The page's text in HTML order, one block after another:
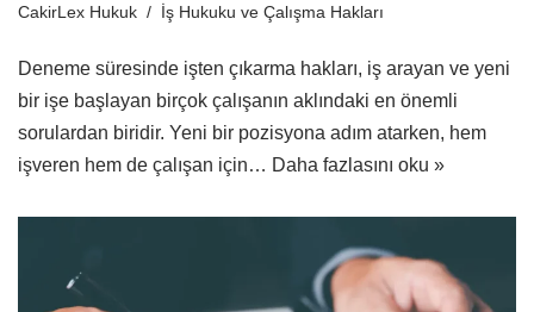
CakirLex Hukuk İş Hukuku ve Çalışma Hakları
Deneme süresinde işten çıkarma hakları, iş arayan ve yeni
bir işe başlayan birçok çalışanın aklındaki en önemli
sorulardan biridir. Yeni bir pozisyona adım atarken, hem
işveren hem de çalışan için… Daha fazlasını oku »